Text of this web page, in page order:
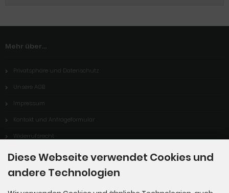
Mehr über...
Privatsphäre und Datenschutz
Unsere AGB
Impressum
Kontakt und Anfrageformular
Widerrufsrecht
Vertrag Widerrufen
Cookie Einstellungen
Diese Webseite verwendet Cookies und
andere Technologien